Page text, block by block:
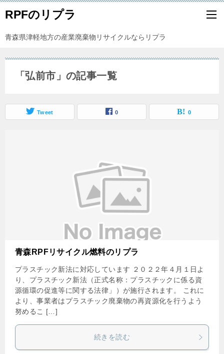
RPFのリプラ
青森県津軽地方の産業廃棄物リサイクルならリプラ
「弘前市」の記事一覧
Tweet 0 0
青森RPFリサイクル燃料のリプラ
プラスチック新法に対応しています ２０２２年４月１日よ
り、プラスチック新法（正式名称：プラスチックに係る資
源循環の促進等に関する法律」）が施行されます。 これに
より、事業者はプラスチック廃棄物の再資源化を行うよう
努めるこ […]
続きを読む